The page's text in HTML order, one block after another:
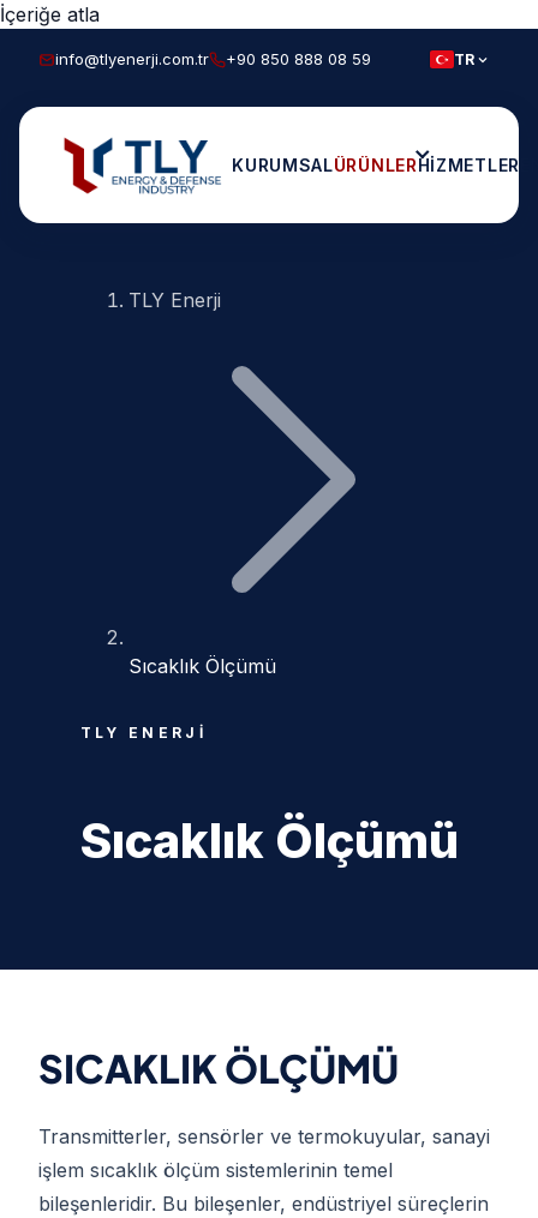
İçeriğe atla
info@tlyenerji.com.tr +90 850 888 08 59 TR
KURUMSALÜRÜNLERHIZMETLER
TLY Enerji
Sıcaklık Ölçümü
TLY ENERJI
Sıcaklık Ölçümü
SICAKLIK ÖLÇÜMÜ
Transmitterler, sensörler ve termokuyular, sanayi
işlem sıcaklık ölçüm sistemlerinin temel
bileşenleridir. Bu bileşenler, endüstriyel süreçlerin